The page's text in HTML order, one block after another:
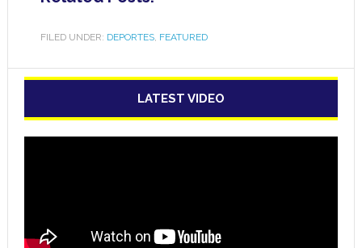
FILED UNDER: DEPORTES, FEATURED
LATEST VIDEO